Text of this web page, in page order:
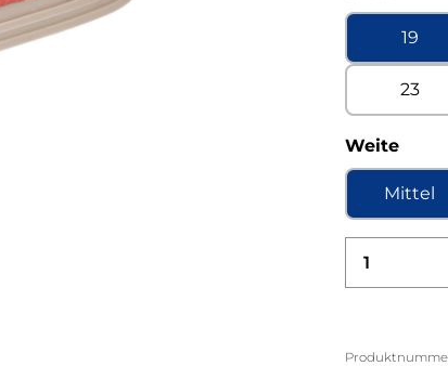
19
23
Weite
Mittel